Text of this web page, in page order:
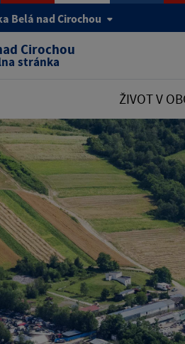
Belá nad Cirochou
Cirochou
stránka
ŽIVOT V